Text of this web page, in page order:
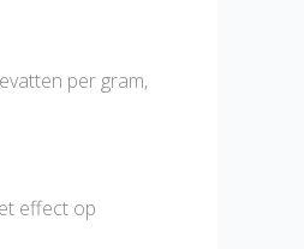
per gram,
effect op